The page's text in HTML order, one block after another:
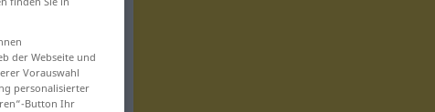
der Webseite und
Vorauswahl
personalisierter
Button Ihr